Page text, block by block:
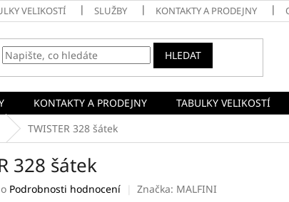
VELIKOSTÍ SLUŽBY KONTAKTY A PRODEJNY
HLEDAT
KONTAKTY A PRODEJNY TABULKY VELIKOSTÍ
TWISTER 328 šátek
328 šátek
Podrobnosti hodnocení Značka: MALFINI